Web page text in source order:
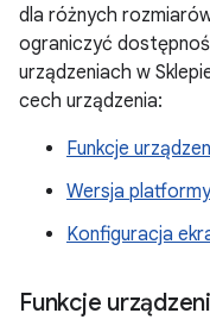
dla różnych
ograniczyć
urządzeniach w
cech urządzenia:
Funkcje
Wersja platformy
Konfiguracja
Funkcje